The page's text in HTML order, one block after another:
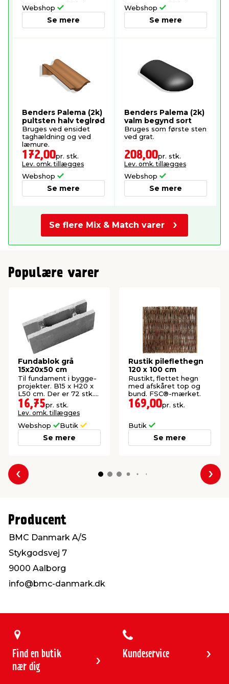
Webshop
Se mere
Webshop
Se mere
Benders Palema (2k)
pultsten halv teglrød
Bruges ved ensidet
taghældning og ved
læmure.
172,00pr. stk.
Lev. omk. tillægges
Webshop
Se mere
Benders Palema (2k)
valm begynd sort
Bruges som første sten
ved grat.
208,00pr. stk.
Lev. omk. tillægges
Webshop
Se mere
Se flere Mix & Match varer
Populære varer
Fundablok grå
15x20x50 cm
Til fundament i bygge-
projekter. B15 x H20 x
L50 cm. Der er 72 stk.
pr. palle.
16,75pr. stk.
Lev. omk. tillægges
Webshop Butik
Se mere
Rustik pileflethegn
120 x 100 cm
Rustikt, flettet hegn
med afskåret top og
bund. FSC®-mærket.
169,00pr. stk.
Butik
Se mere
Forrige
Producent
BMC Danmark A/S
Stykgodsvej 7
9000 Aalborg
info@bmc-danmark.dk
Find en butik
nær dig
Kundeservice